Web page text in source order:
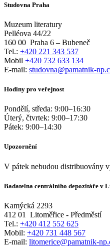
Studovna Praha
Muzeum literatury
Pelléova 44/22
160 00 Praha 6 – Bubeneč
Tel.: +420 221 343 537
Mobil +420 732 633 134
E-mail: studovna@pamatnik-
Hodiny pro veřejnost
Pondělí, středa: 9:00–16:30
Úterý, čtvrtek: 9:00–17:30
Pátek: 9:00–14:30
Upozornění
V pátek nebudou distribuovány
Badatelna centrálního depozitáře v
Kamýcká 2293
412 01
Litoměřice - Předměstí
Tel.: +420 412 552 625
Mobil: +420 731 448 567
E-mail: litomerice@pamatnik-